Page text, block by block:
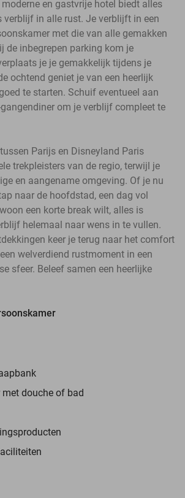
en gastvrije hotel biedt alles
verblijf in alle rust. Je verblijft in een
met die van alle gemakken
de inbegrepen parking kom je
je je gemakkelijk tijdens je
ochtend geniet je van een heerlijk
te starten. Schuif eventueel aan
om je verblijf compleet te
Parijs en Disneyland Paris
trekpleisters van de regio, terwijl je
en aangename omgeving. Of je nu
naar de hoofdstad, een dag vol
een korte break wilt, alles is
helemaal naar wens in te vullen.
keer je terug naar het comfort
welverdiend rustmoment in een
sfeer. Beleef samen een heerlijke
douche of bad